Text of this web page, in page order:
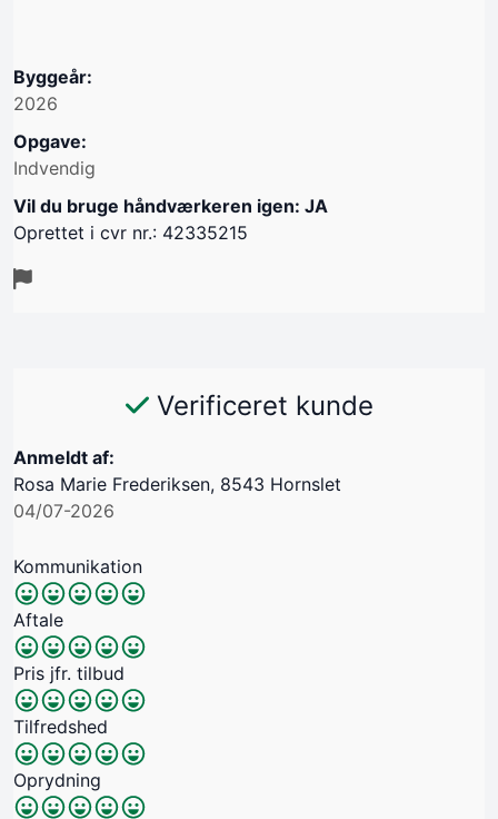
Byggeår:
2026
Opgave:
Indvendig
Vil du bruge håndværkeren igen: JA
Oprettet i cvr nr.: 42335215
Verificeret kunde
Anmeldt af:
Rosa Marie Frederiksen, 8543 Hornslet
04/07-2026
Kommunikation
Aftale
Pris jfr. tilbud
Tilfredshed
Oprydning